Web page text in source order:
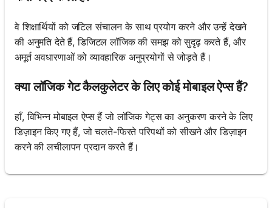
वे शिक्षार्थियों को जटिल संचालन के साथ प्रयोग करने और उन्हें देखने
की अनुमति देते हैं, डिजिटल लॉजिक की समझ को सुदृढ़ करते हैं, और
अमूर्त अवधारणाओं को व्यावहारिक अनुप्रयोगों से जोड़ते हैं।
क्या लॉजिक गेट कैलकुलेटर के लिए कोई मोबाइल ऐप्स हैं?
हाँ, विभिन्न मोबाइल ऐप्स हैं जो लॉजिक गेट्स का अनुकरण करने के लिए
डिज़ाइन किए गए हैं, जो चलते-फिरते परिपथों को सीखने और डिज़ाइन
करने की लचीलापन प्रदान करते हैं।